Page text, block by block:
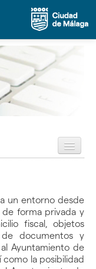
un entorno desde
forma privada y
fiscal, objetos
documentos y
Ayuntamiento de
como la posibilidad